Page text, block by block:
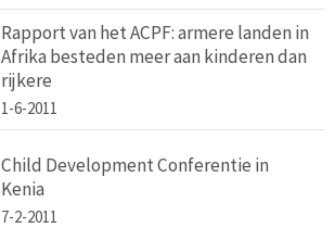
Rapport van het ACPF: armere landen in
Afrika besteden meer aan kinderen dan
rijkere
1-6-2011
Child Development Conferentie in
Kenia
7-2-2011